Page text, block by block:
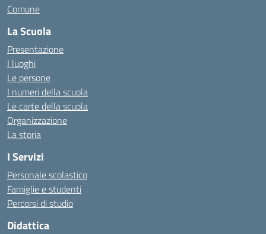
Comune
La Scuola
Presentazione
I luoghi
Le persone
I numeri della scuola
Le carte della scuola
Organizzazione
La storia
I Servizi
Personale scolastico
Famiglie e studenti
Percorsi di studio
Didattica